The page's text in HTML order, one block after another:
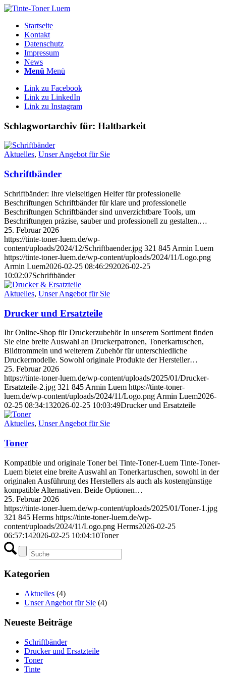
Startseite
Kontakt
Datenschutz
Impressum
News
Menü Menü
Link zu Facebook
Link zu LinkedIn
Link zu Instagram
Schlagwortarchiv für: Haltbarkeit
Aktuelles, Unser Angebot für Sie
Schriftbänder
Schriftbänder: Ihre vielseitigen Helfer für professionelle
Beschriftungen Schriftbänder für klare und professionelle
Beschriftungen Schriftbänder sind unverzichtbare Tools, um
Beschriftungen präzise, sauber und professionell zu gestalten.…
25. Februar 2026
https://tinte-toner-luem.de/wp-
content/uploads/2024/12/Schriftbaender.jpg 321 845 Armin Luem
https://tinte-toner-luem.de/wp-content/uploads/2024/11/Logo.png
Armin Luem2026-02-25 08:46:292026-02-25
10:02:07Schriftbänder
Aktuelles, Unser Angebot für Sie
Drucker und Ersatzteile
Ihr Online-Shop für Druckerzubehör In unserem Sortiment finden
Sie eine breite Auswahl an Druckerpatronen, Tonerkartuschen,
Bildtrommeln und weiterem Zubehör für unterschiedliche
Druckermodelle. Sowohl originale Produkte der Hersteller…
25. Februar 2026
https://tinte-toner-luem.de/wp-content/uploads/2025/01/Drucker-
Ersatzteile-2.jpg 321 845 Armin Luem https://tinte-toner-
luem.de/wp-content/uploads/2024/11/Logo.png Armin Luem2026-
02-25 08:34:132026-02-25 10:03:49Drucker und Ersatzteile
Aktuelles, Unser Angebot für Sie
Toner
Kompatible und originale Toner bei Tinte-Toner-Luem Tinte-Toner-
Luem bietet eine breite Auswahl an Tonerkartuschen, sowohl in der
originalen Ausführung des Herstellers als auch als kostengünstige
kompatible Alternativen. Beide Optionen…
25. Februar 2026
https://tinte-toner-luem.de/wp-content/uploads/2025/01/Toner-1.jpg
321 845 Herms https://tinte-toner-luem.de/wp-
content/uploads/2024/11/Logo.png Herms2026-02-25
06:57:142026-02-25 10:04:10Toner
Kategorien
Aktuelles (4)
Unser Angebot für Sie (4)
Neueste Beiträge
Schriftbänder
Drucker und Ersatzteile
Toner
Tinte